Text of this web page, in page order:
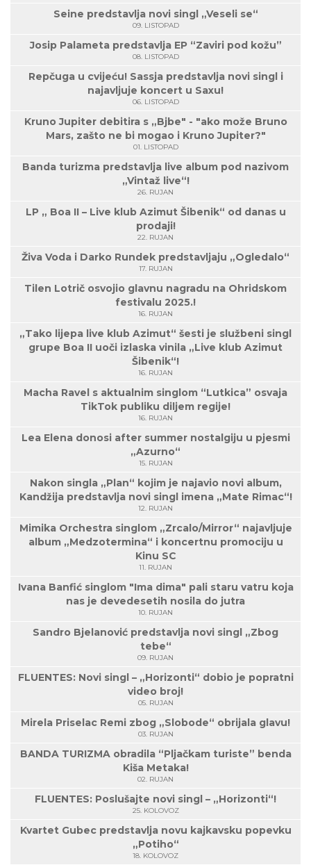
Seine predstavlja novi singl „Veseli se“
09. LISTOPAD
Josip Palameta predstavlja EP “Zaviri pod kožu”
08. LISTOPAD
Repčuga u cvijeću! Sassja predstavlja novi singl i
najavljuje koncert u Saxu!
06. LISTOPAD
Kruno Jupiter debitira s „Bjbe" - "ako može Bruno
Mars, zašto ne bi mogao i Kruno Jupiter?"
01. LISTOPAD
Banda turizma predstavlja live album pod nazivom
„Vintaž live“!
26. RUJAN
LP „ Boa II – Live klub Azimut Šibenik“ od danas u
prodaji!
22. RUJAN
Živa Voda i Darko Rundek predstavljaju „Ogledalo“
17. RUJAN
Tilen Lotrič osvojio glavnu nagradu na Ohridskom
festivalu 2025.!
16. RUJAN
„Tako lijepa live klub Azimut“ šesti je službeni singl
grupe Boa II uoči izlaska vinila „Live klub Azimut
Šibenik“!
16. RUJAN
Macha Ravel s aktualnim singlom “Lutkica” osvaja
TikTok publiku diljem regije!
16. RUJAN
Lea Elena donosi after summer nostalgiju u pjesmi
„Azurno“
15. RUJAN
Nakon singla „Plan“ kojim je najavio novi album,
Kandžija predstavlja novi singl imena „Mate Rimac“!
12. RUJAN
Mimika Orchestra singlom „Zrcalo/Mirror“ najavljuje
album „Medzotermina“ i koncertnu promociju u
Kinu SC
11. RUJAN
Ivana Banfić singlom "Ima dima" pali staru vatru koja
nas je devedesetih nosila do jutra
10. RUJAN
Sandro Bjelanović predstavlja novi singl „Zbog
tebe“
09. RUJAN
FLUENTES: Novi singl – „Horizonti“ dobio je popratni
video broj!
05. RUJAN
Mirela Priselac Remi zbog „Slobode“ obrijala glavu!
03. RUJAN
BANDA TURIZMA obradila “Pljačkam turiste” benda
Kiša Metaka!
02. RUJAN
FLUENTES: Poslušajte novi singl – „Horizonti“!
25. KOLOVOZ
Kvartet Gubec predstavlja novu kajkavsku popevku
„Potiho“
18. KOLOVOZ